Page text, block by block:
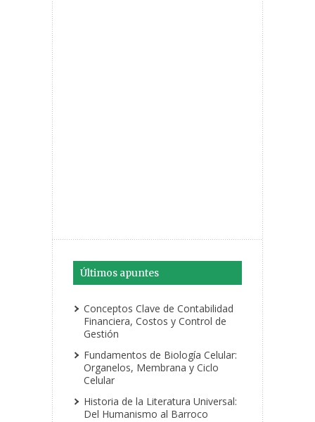
Últimos apuntes
Conceptos Clave de Contabilidad
Financiera, Costos y Control de
Gestión
Fundamentos de Biología Celular:
Organelos, Membrana y Ciclo
Celular
Historia de la Literatura Universal:
Del Humanismo al Barroco